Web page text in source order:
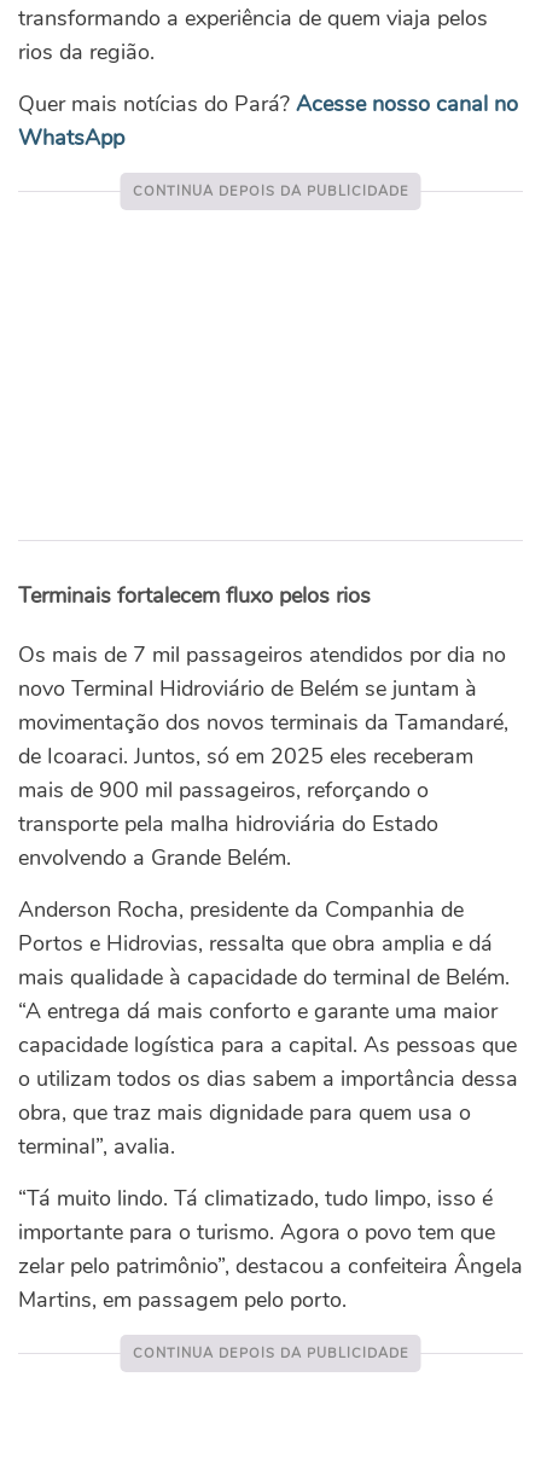
transformando a experiência de quem viaja pelos
rios da região.
Quer mais notícias do Pará? Acesse nosso canal no
WhatsApp
Terminais fortalecem fluxo pelos rios
Os mais de 7 mil passageiros atendidos por dia no
novo Terminal Hidroviário de Belém se juntam à
movimentação dos novos terminais da Tamandaré,
de Icoaraci. Juntos, só em 2025 eles receberam
mais de 900 mil passageiros, reforçando o
transporte pela malha hidroviária do Estado
envolvendo a Grande Belém.
Anderson Rocha, presidente da Companhia de
Portos e Hidrovias, ressalta que obra amplia e dá
mais qualidade à capacidade do terminal de Belém.
“A entrega dá mais conforto e garante uma maior
capacidade logística para a capital. As pessoas que
o utilizam todos os dias sabem a importância dessa
obra, que traz mais dignidade para quem usa o
terminal”, avalia.
“Tá muito lindo. Tá climatizado, tudo limpo, isso é
importante para o turismo. Agora o povo tem que
zelar pelo patrimônio”, destacou a confeiteira Ângela
Martins, em passagem pelo porto.